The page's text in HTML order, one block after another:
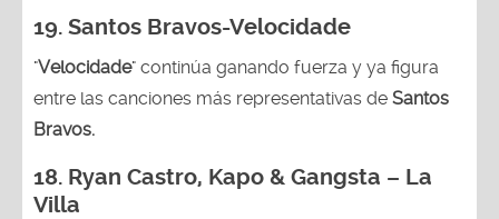
19. Santos Bravos-Velocidade
"Velocidade" continúa ganando fuerza y ya figura
entre las canciones más representativas de Santos
Bravos.
18. Ryan Castro, Kapo & Gangsta – La
Villa